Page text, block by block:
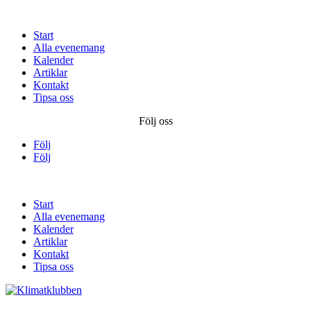
Start
Alla evenemang
Kalender
Artiklar
Kontakt
Tipsa oss
Följ oss
Följ
Följ
Start
Alla evenemang
Kalender
Artiklar
Kontakt
Tipsa oss